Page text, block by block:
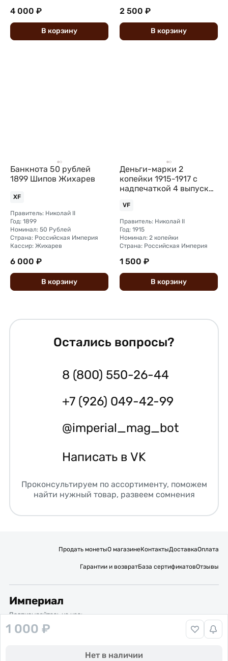
1 000 ₽
Нет в наличии
4 000 ₽
В корзину
2 500 ₽
В корзину
Банкнота 50 рублей
1899 Шипов Жихарев
XF
Правитель: Николай II
Год: 1899
Номинал: 50 Рублей
Страна: Российская Империя
Кассир: Жихарев
6 000 ₽
В корзину
Деньги-марки 2
копейки 1915-1917 с
надпечаткой 4 выпуск
VF
Правитель: Николай II
Год: 1915
Номинал: 2 копейки
Страна: Российская Империя
1 500 ₽
В корзину
Остались вопросы?
8 (800) 550-26-44
+7 (926) 049-42-99
@imperial_mag_bot
Написать в VK
Проконсультируем по ассортименту, поможем
найти нужный товар, развеем сомнения
Продать монетыО магазинеКонтактыДоставкаОплата
Гарантии и возвратБаза сертификатовОтзывы
Империал
Подписывайтесь на нас:
Вакансии